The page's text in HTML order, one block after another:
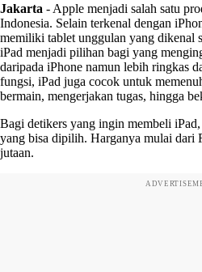
Jakarta - Apple menjadi salah satu
Indonesia. Selain terkenal dengan
memiliki tablet unggulan yang dikenal
iPad menjadi pilihan bagi yang
daripada iPhone namun lebih ringkas
fungsi, iPad juga cocok untuk
bermain, mengerjakan tugas, hingga
Bagi detikers yang ingin membeli
yang bisa dipilih. Harganya mulai dari
jutaan.